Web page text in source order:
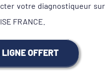
votre diagnostiqueur sur
FRANCE.
OFFERT